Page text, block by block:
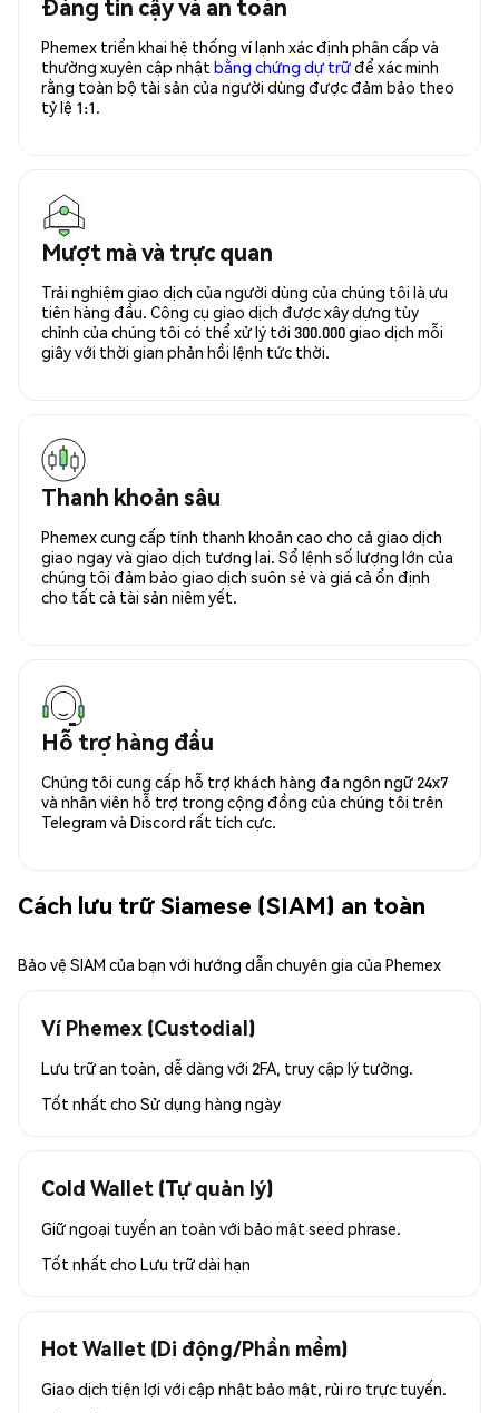
Đáng tin cậy và an toàn
Phemex triển khai hệ thống ví lạnh xác định phân cấp và
thường xuyên cập nhật bằng chứng dự trữđể xác minh
rằng toàn bộ tài sản của người dùng được đảm bảo theo
tỷ lệ 1:1.
Mượt mà và trực quan
Trải nghiệm giao dịch của người dùng của chúng tôi là ưu
tiên hàng đầu. Công cụ giao dịch được xây dựng tùy
chỉnh của chúng tôi có thể xử lý tới 300.000 giao dịch mỗi
giây với thời gian phản hồi lệnh tức thời.
Thanh khoản sâu
Phemex cung cấp tính thanh khoản cao cho cả giao dịch
giao ngay và giao dịch tương lai. Sổ lệnh số lượng lớn của
chúng tôi đảm bảo giao dịch suôn sẻ và giá cả ổn định
cho tất cả tài sản niêm yết.
Hỗ trợ hàng đầu
Chúng tôi cung cấp hỗ trợ khách hàng đa ngôn ngữ 24x7
và nhân viên hỗ trợ trong cộng đồng của chúng tôi trên
Telegram và Discord rất tích cực.
Cách lưu trữ Siamese (SIAM) an toàn
Bảo vệ SIAM của bạn với hướng dẫn chuyên gia của Phemex
Ví Phemex (Custodial)
Lưu trữ an toàn, dễ dàng với 2FA, truy cập lý tưởng.
Tốt nhất cho Sử dụng hàng ngày
Cold Wallet (Tự quản lý)
Giữ ngoại tuyến an toàn với bảo mật seed phrase.
Tốt nhất cho Lưu trữ dài hạn
Hot Wallet (Di động/Phần mềm)
Giao dịch tiện lợi với cập nhật bảo mật, rủi ro trực tuyến.